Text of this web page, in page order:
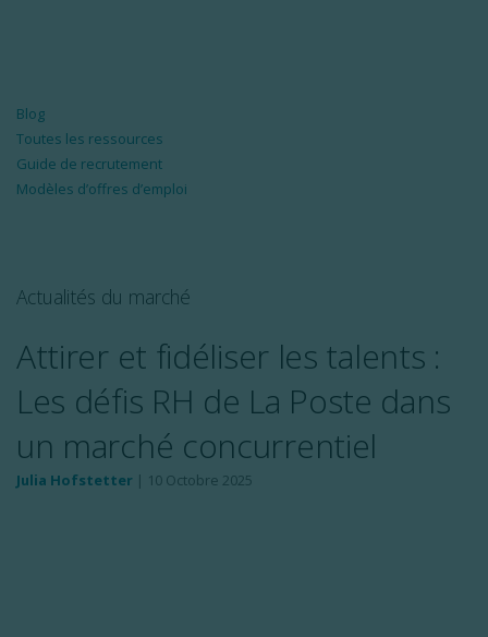
Blog
Toutes les ressources
Guide de recrutement
Modèles d’offres d’emploi
Actualités du marché
Attirer et fidéliser les talents :
Les défis RH de La Poste dans
un marché concurrentiel
Julia Hofstetter | 10 Octobre 2025